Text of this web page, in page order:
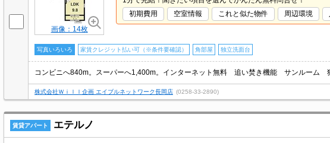
画像：14枚
初期費用
空室情報 これと似た物件 周辺環境
写真いろいろ 家賃クレジット払い可（※条件要確認） 角部屋 独立洗面台
株式会社Ｗｉｌｌ企画 エイブルネットワーク長岡店 (0258-33-2890)
賃貸アパート エテルノ